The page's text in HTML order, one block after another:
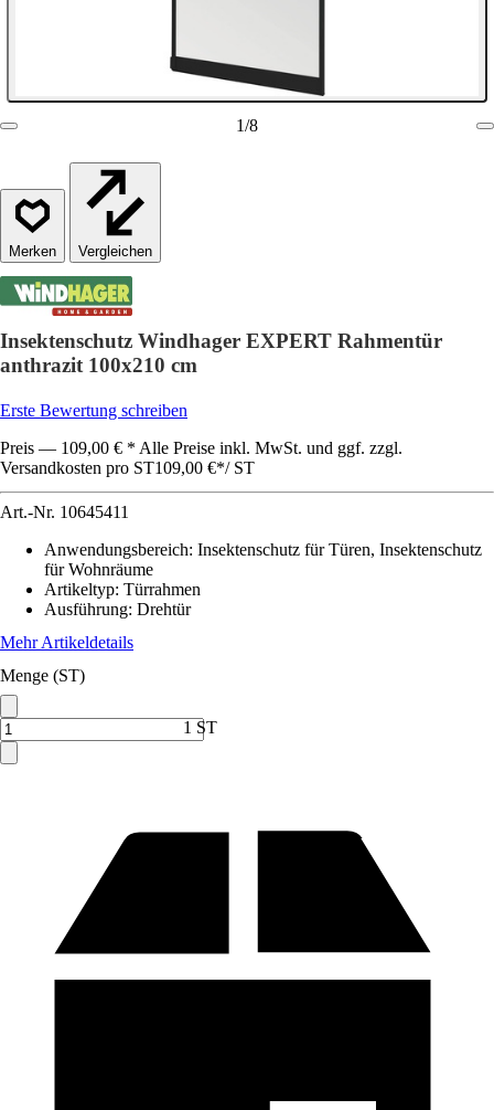
1/8
Vergleichen
Insektenschutz Windhager EXPERT Rahmentür
anthrazit 100x210 cm
Erste Bewertung schreiben
Preis — 109,00 € * Alle Preise inkl. MwSt. und ggf. zzgl.
Versandkosten pro ST109,00 €*/ ST
Art.-Nr. 10645411
Anwendungsbereich: Insektenschutz für Türen, Insektenschutz
für Wohnräume
Artikeltyp: Türrahmen
Ausführung: Drehtür
Mehr Artikeldetails
Menge (ST)
1 ST